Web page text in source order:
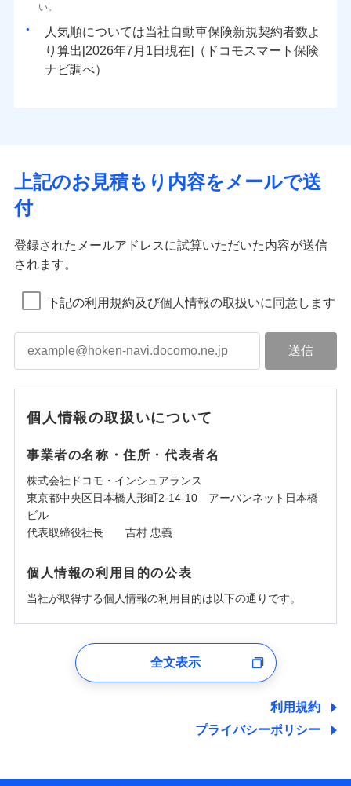
い。
人気順については当社
新規契約者数よ
り算出[
年 月
日現在]（ドコモスマート保険
ナビ調べ）
上記のお見積もり内容をメールで送
付
登録されたメールアドレスに試算いただいた内容が送信
されます。
下記の利用規約及び個人情報の取扱いに同意します
個人情報の取扱いについて
事業者の名称・住所・代表者名
株式会社ドコモ・インシュアランス
東京都中央区日本橋人形町2-14-10 アーバンネット日本橋
ビル
代表取締役社長 吉村 忠義
個人情報の利用目的の公表
当社が取得する個人情報の利用目的は以下の通りです。
ユーザー登録受付および、管理のため
しくは委託を受けている保険会社・提携会社の保険その他に
関する情報を提供し、金融商品等の契約を勧奨するため、ま
た維持管理等の委託業務遂行のため、またそれらに付帯、関
情報を取引のある他の保険会社の商品・サービスをご提案す
全文表示
利用規約
プライバシーポリシー